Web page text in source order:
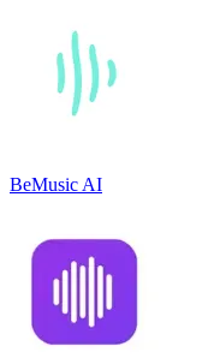
BeMusic AI